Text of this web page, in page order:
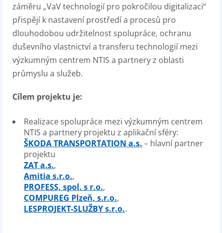
záměru „VaV technologií pro pokročilou digitalizaci“
přispějí k nastavení prostředí a procesů pro
dlouhodobou udržitelnost spolupráce, ochranu
duševního vlastnictví a transferu technologií mezi
výzkumným centrem NTIS a partnery z oblasti
průmyslu a služeb.
Cílem projektu je:
Realizace spolupráce mezi výzkumným centrem
NTIS a partnery projektu z aplikační sféry:
ŠKODA TRANSPORTATION a.s. – hlavní partner
projektu
ZAT a.s.,
Amitia s.r.o.,
PROFESS, spol. s r.o.,
COMPUREG Plzeň, s.r.o.,
LESPROJEKT-SLUŽBY s.r.o..